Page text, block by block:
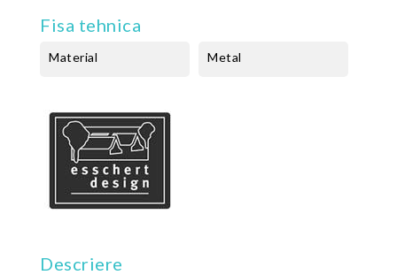
Fisa tehnica
Material Metal
Descriere